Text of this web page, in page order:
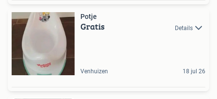
Potje
Gratis Details
Venhuizen 18 jul 26